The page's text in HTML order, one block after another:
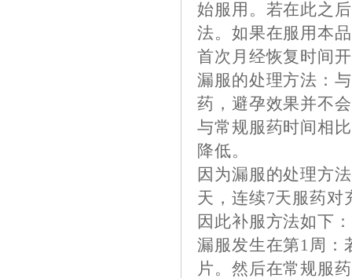
始服用。若在此之
法。如果在服用本
首次月经恢复时间
漏服的处理方法：
药，避孕效果并不
与常规服药时间相
降低。
因为漏服的处理方
天，连续7天服药对
因此补服方法如下：
漏服发生在第1周：
片。然后在常规服